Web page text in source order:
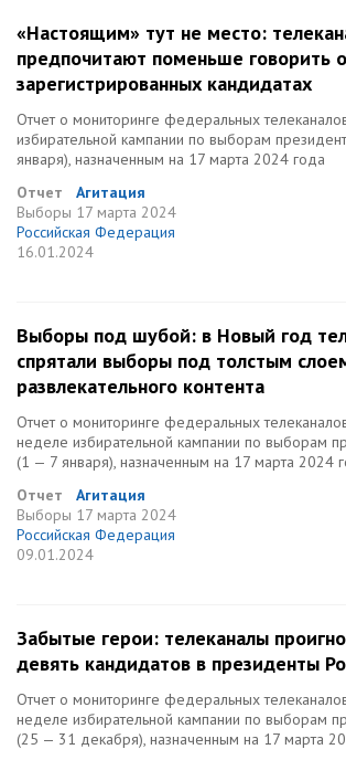
«Настоящим» тут не место:
предпочитают поменьше говорить
зарегистрированных кандидатах
Отчет о мониторинге федеральных
избирательной кампании по выборам
января), назначенным на 17 марта 2024 года
Отчет
Агитация
Выборы 17 марта 2024
Российская Федерация
16.01.2024
Выборы под шубой: в Новый год
спрятали выборы под толстым
развлекательного контента
Отчет о мониторинге федеральных
неделе избирательной кампании по выборам
(1 — 7 января), назначенным на 17 марта 2024
Отчет
Агитация
Выборы 17 марта 2024
Российская Федерация
09.01.2024
Забытые герои: телеканалы
девять кандидатов в президенты
Отчет о мониторинге федеральных
неделе избирательной кампании по выборам
(25 — 31 декабря), назначенным на 17 марта